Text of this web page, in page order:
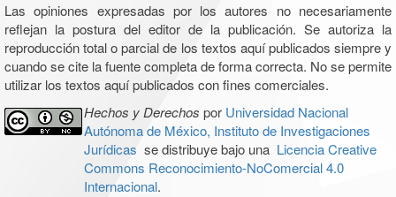
Las opiniones expresadas por los autores no necesariamente
reflejan la postura del editor de la publicación. Se autoriza la
reproducción total o parcial de los textos aquí publicados siempre y
cuando se cite la fuente completa de forma correcta. No se permite
utilizar los textos aquí publicados con fines comerciales.
Hechos y Derechos por Universidad Nacional
Autónoma de México, Instituto de Investigaciones
Jurídicas se distribuye bajo una Licencia Creative
Commons Reconocimiento-NoComercial 4.0
Internacional.